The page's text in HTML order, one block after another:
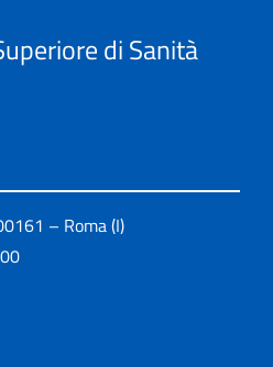
di Sanità
– Roma (I)